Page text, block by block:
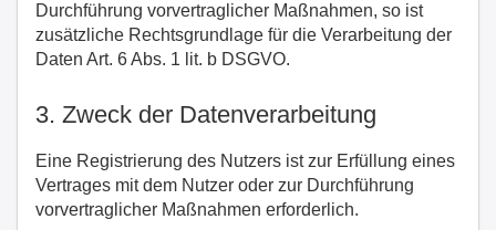
Durchführung vorvertraglicher Maßnahmen, so ist
zusätzliche Rechtsgrundlage für die Verarbeitung der
Daten Art. 6 Abs. 1 lit. b DSGVO.
3. Zweck der Datenverarbeitung
Eine Registrierung des Nutzers ist zur Erfüllung eines
Vertrages mit dem Nutzer oder zur Durchführung
vorvertraglicher Maßnahmen erforderlich.